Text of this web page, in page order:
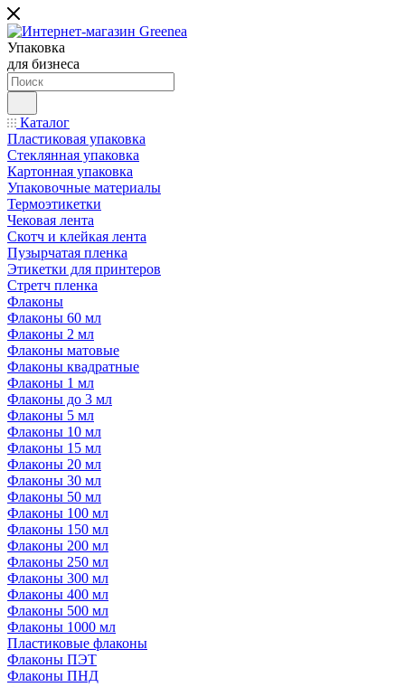
Упаковка
для бизнеса
Каталог
Пластиковая упаковка
Стеклянная упаковка
Картонная упаковка
Упаковочные материалы
Термоэтикетки
Чековая лента
Скотч и клейкая лента
Пузырчатая пленка
Этикетки для принтеров
Стретч пленка
Флаконы
Флаконы 60 мл
Флаконы 2 мл
Флаконы матовые
Флаконы квадратные
Флаконы 1 мл
Флаконы до 3 мл
Флаконы 5 мл
Флаконы 10 мл
Флаконы 15 мл
Флаконы 20 мл
Флаконы 30 мл
Флаконы 50 мл
Флаконы 100 мл
Флаконы 150 мл
Флаконы 200 мл
Флаконы 250 мл
Флаконы 300 мл
Флаконы 400 мл
Флаконы 500 мл
Флаконы 1000 мл
Пластиковые флаконы
Флаконы ПЭТ
Флаконы ПНД